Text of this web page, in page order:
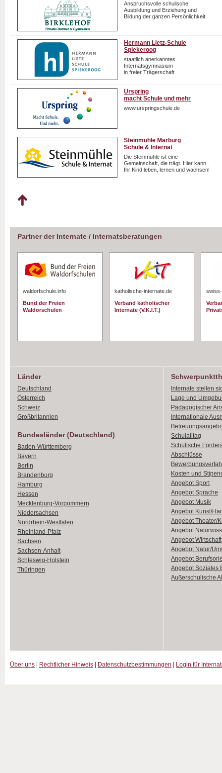
Anspruchsvolle schulische
Ausbildung und Erziehung und
Bildung der ganzen Persönlichkeit
Hermann Lietz-Schule
Spiekeroog
staatlich anerkanntes
Internatsgymnasium
in freier Trägerschaft
Urspring
macht Schule und mehr
www.urspringschule.de
Steinmühle Marburg
Schule & Internat
Die Steinmühle ist eine
Gemeinschaft, die trägt. Hier kann
Ihr Kind leben, lernen und wachsen!
Partner der Internate / Internatsberatungen
waldorfschule.info
Bund der Freien
Waldorschulen
katholische-internate.de
Verband katholischer
Internate (V.K.I.T.)
Länder
Deutschland
Österreich
Schweiz
Großbritannien
Bundesländer (Deutschland)
Baden-Württemberg
Bayern
Berlin
Brandenburg
Hamburg
Hessen
Mecklenburg-Vorpommern
Niedersachsen
Nordrhein-Westfalen
Rheinland-Pfalz
Sachsen
Sachsen-Anhalt
Schleswig-Holstein
Thüringen
Internate stellen
Lage und
Pädagogischer
Internationale
Schulalltag
Schulische
Abschlüsse
Kosten und
Angebot Sport
Angebot Sprache
Angebot Musik
Angebot Kunst/
Angebot Theater/
Angebot
Angebot Wirtschaft
Angebot Natur/
Angebot
Angebot Soziales
Außerschulische
Über uns Rechtlicher Hinweis Datenschutzbestimmungen Login für